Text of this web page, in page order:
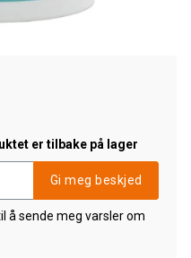
er tilbake på lager
Gi meg beskjed
å sende meg varsler om